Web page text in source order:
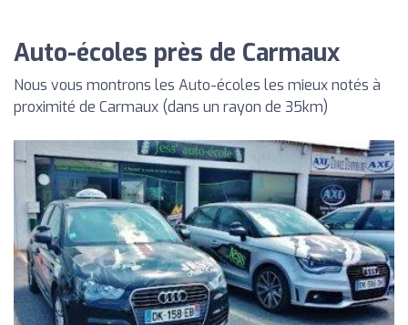
Auto-écoles près de Carmaux
Nous vous montrons les Auto-écoles les mieux notés à
proximité de Carmaux (dans un rayon de 35km)